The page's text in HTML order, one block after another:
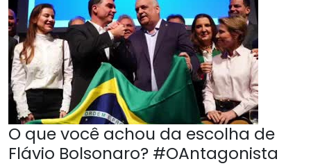
O que você achou da escolha de
Flávio Bolsonaro? #OAntagonista